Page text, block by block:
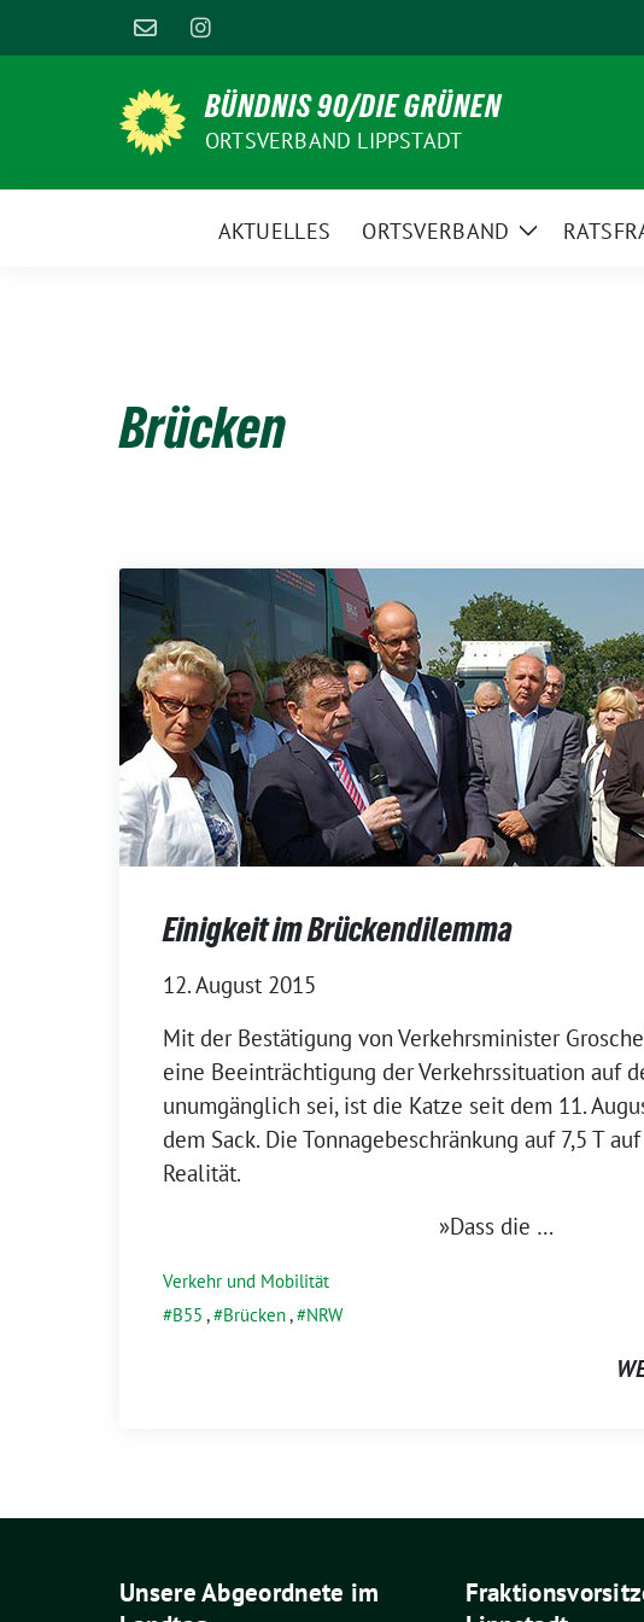
zum
BÜNDNIS 90/DIE GRÜNEN
ORTSVERBAND LIPPSTADT
AKTUELLES ORTSVERBAND
Zeige
Brücken
Einigkeit im Brückendilemma
12. August 2015
Mit der Bestätigung von Verkehrsminister
eine Beeinträchtigung der Verkehrssituation auf
unumgänglich sei, ist die Katze seit dem 11.
dem Sack. Die Tonnagebeschränkung auf 7,5 T
Realität.
»Dass die …
Verkehr und Mobilität
B55 , Brücken, NRW
Unsere Abgeordnete im